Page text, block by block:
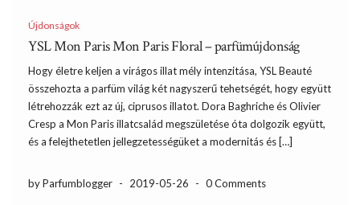
Újdonságok
YSL Mon Paris Mon Paris Floral – parfümújdonság
Hogy életre keljen a virágos illat mély intenzitása, YSL Beauté
összehozta a parfüm világ két nagyszerű tehetségét, hogy együtt
létrehozzák ezt az új, ciprusos illatot. Dora Baghriche és Olivier
Cresp a Mon Paris illatcsalád megszületése óta dolgozik együtt,
és a felejthetetlen jellegzetességüket a modernitás és […]
by Parfumblogger - 2019-05-26 - 0 Comments